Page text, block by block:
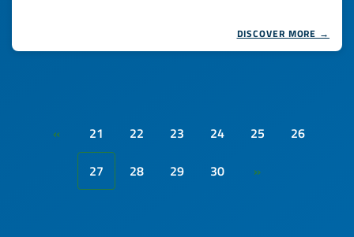
DISCOVER MORE →
« 21 22 23 24 25
26
27
28 29 30 »